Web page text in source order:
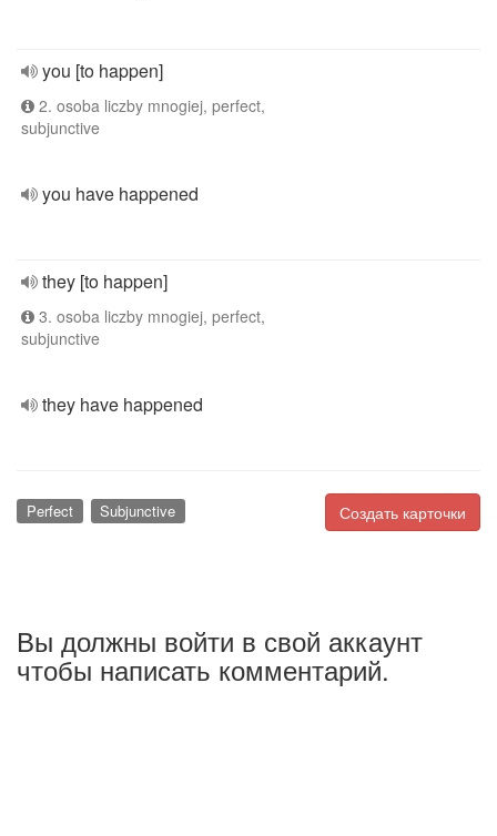
you [to happen]
2. osoba liczby mnogiej, perfect,
subjunctive
you have happened
they [to happen]
3. osoba liczby mnogiej, perfect,
subjunctive
they have happened
Создать карточки
Perfect Subjunctive
Вы должны войти в свой аккаунт
чтобы написать комментарий.